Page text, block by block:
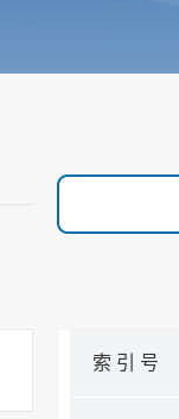
索 引 号